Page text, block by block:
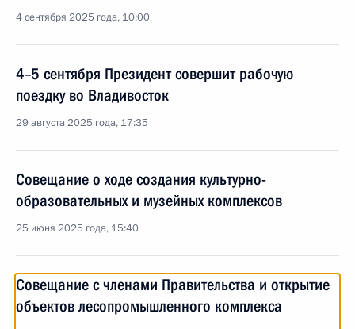
4 сентября 2025 года, 10:00
4–5 сентября Президент совершит рабочую
поездку во Владивосток
29 августа 2025 года, 17:35
Совещание о ходе создания культурно-
образовательных и музейных комплексов
25 июня 2025 года, 15:40
Совещание с членами Правительства и открытие
объектов лесопромышленного комплекса